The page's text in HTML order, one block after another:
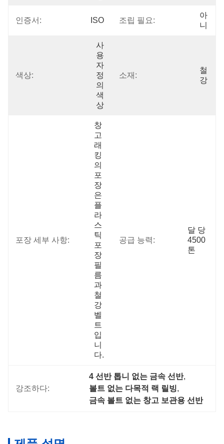
인증서: ISO 조립 필요:
아
니
색상:
사
용
자
정
의
색
상
소재:
철
강
포장 세부 사항:
창
고
래
킹
의
포
장
은
플
라
스
틱
포
장
필
름
과
철
강
벨
트
입
니
다.
공급 능력:
달 당
4500
톤
강조하다:
4 선반 톱니 없는 금속 선반,
볼트 없는 다목적 랙 릴빙,
금속 볼트 없는 창고 보관용 선반